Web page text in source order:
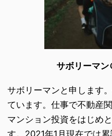
サボリーマン
サボリーマンと申します
ています。仕事で不動産
マンション投資をはじめ
す。2021年1月現在では